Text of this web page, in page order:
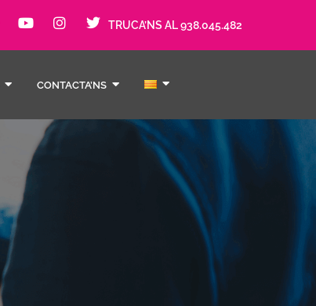
TRUCA’NS AL 938.045.482
CONTACTA’NS